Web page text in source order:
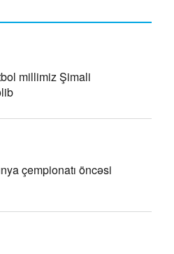
millimiz Şimali
çempionatı öncəsi